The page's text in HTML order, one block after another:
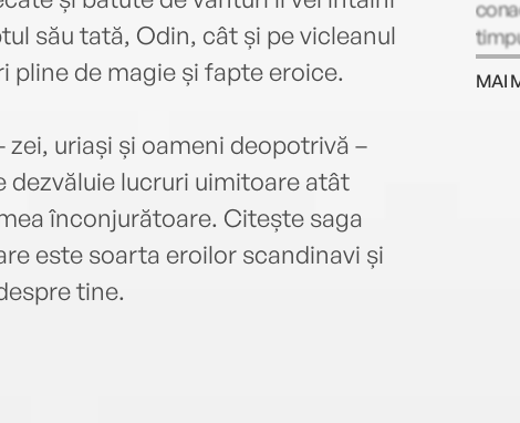
său tată, Odin, cât și pe vicleanul
pline de magie și fapte eroice.
uriași și oameni deopotrivă –
dezvăluie lucruri uimitoare atât
înconjurătoare. Citește saga
este soarta eroilor scandinavi și
tine.
lui
MAI